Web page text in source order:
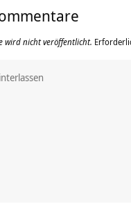
wird nicht veröffentlicht.